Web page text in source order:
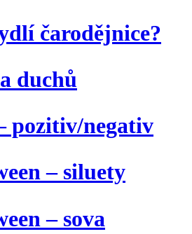
čarodějnice?
duchů
pozitiv/negativ
– siluety
– sova